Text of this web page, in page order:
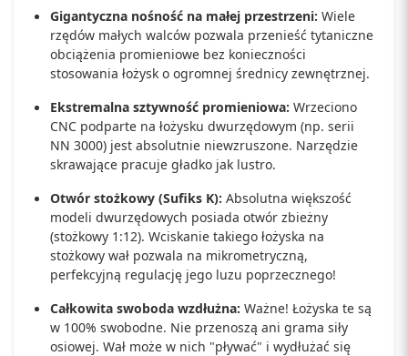
Gigantyczna nośność na małej przestrzeni: Wiele
rzędów małych walców pozwala przenieść tytaniczne
obciążenia promieniowe bez konieczności
stosowania łożysk o ogromnej średnicy zewnętrznej.
Ekstremalna sztywność promieniowa: Wrzeciono
CNC podparte na łożysku dwurzędowym (np. serii
NN 3000) jest absolutnie niewzruszone. Narzędzie
skrawające pracuje gładko jak lustro.
Otwór stożkowy (Sufiks K): Absolutna większość
modeli dwurzędowych posiada otwór zbieżny
(stożkowy 1:12). Wciskanie takiego łożyska na
stożkowy wał pozwala na mikrometryczną,
perfekcyjną regulację jego luzu poprzecznego!
Całkowita swoboda wzdłużna: Ważne! Łożyska te są
w 100% swobodne. Nie przenoszą ani grama siły
osiowej. Wał może w nich "pływać" i wydłużać się